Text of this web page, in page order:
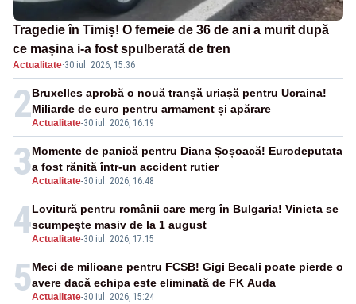
Tragedie în Timiș! O femeie de 36 de ani a murit după
ce mașina i-a fost spulberată de tren
Actualitate·30 iul. 2026, 15:36
2Actualitate-30 iul. 2026, 16:19
Bruxelles aprobă o nouă tranșă uriașă pentru Ucraina!
Miliarde de euro pentru armament și apărare
3Actualitate-30 iul. 2026, 16:48
Momente de panică pentru Diana Șoșoacă! Eurodeputata
a fost rănită într-un accident rutier
4Actualitate-30 iul. 2026, 17:15
Lovitură pentru românii care merg în Bulgaria! Vinieta se
scumpește masiv de la 1 august
5Actualitate-30 iul. 2026, 15:24
Meci de milioane pentru FCSB! Gigi Becali poate pierde o
avere dacă echipa este eliminată de FK Auda